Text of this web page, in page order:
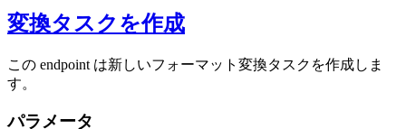
変換タスクを作成
この endpoint は新しいフォーマット変換タスクを作成しま
す。
パラメータ